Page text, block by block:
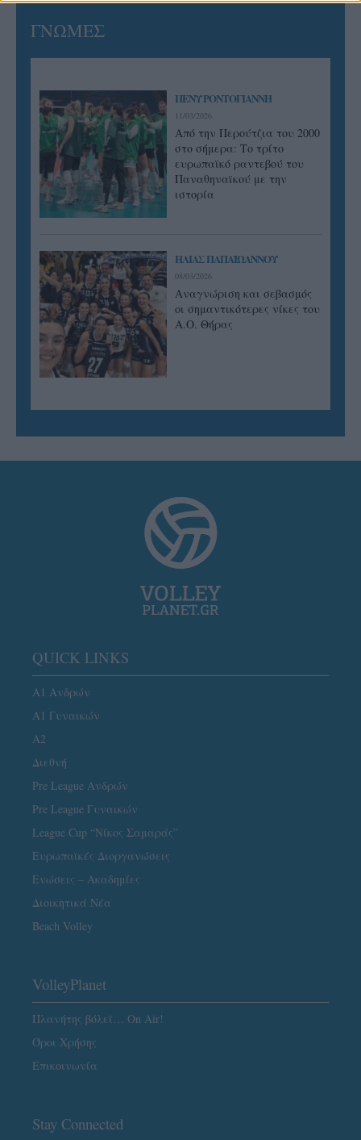
ΓΝΩΜΕΣ
ΠΕΝΥ ΡΟΝΤΟΓΙΑΝΝΗ
11/03/2026
Από την Περούτζια του 2000
στο σήμερα: Tο τρίτο
ευρωπαϊκό ραντεβού του
Παναθηναϊκού με την
ιστορία
ΗΛΙΑΣ ΠΑΠΑΪΩΑΝΝΟΥ
08/03/2026
Αναγνώριση και σεβασμός
οι σημαντικότερες νίκες του
Α.Ο. Θήρας
QUICK LINKS
Α1 Ανδρών
Α1 Γυναικών
A2
Διεθνή
Pre League Ανδρών
Pre League Γυναικών
League Cup “Νίκος Σαμαράς”
Ευρωπαϊκές Διοργανώσεις
Ενώσεις – Ακαδημίες
Διοικητικά Νέα
Beach Volley
VolleyPlanet
Πλανήτης βόλεϊ… On Air!
Όροι Χρήσης
Επικοινωνία
Stay Connected